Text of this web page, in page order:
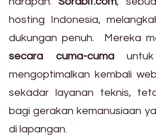
hosting Indonesia,
dukungan penuh. Mereka
secara cuma-cumauntuk
mengoptimalkan kembali
sekadar layanan teknis,
bagi gerakan kemanusiaan
di lapangan.